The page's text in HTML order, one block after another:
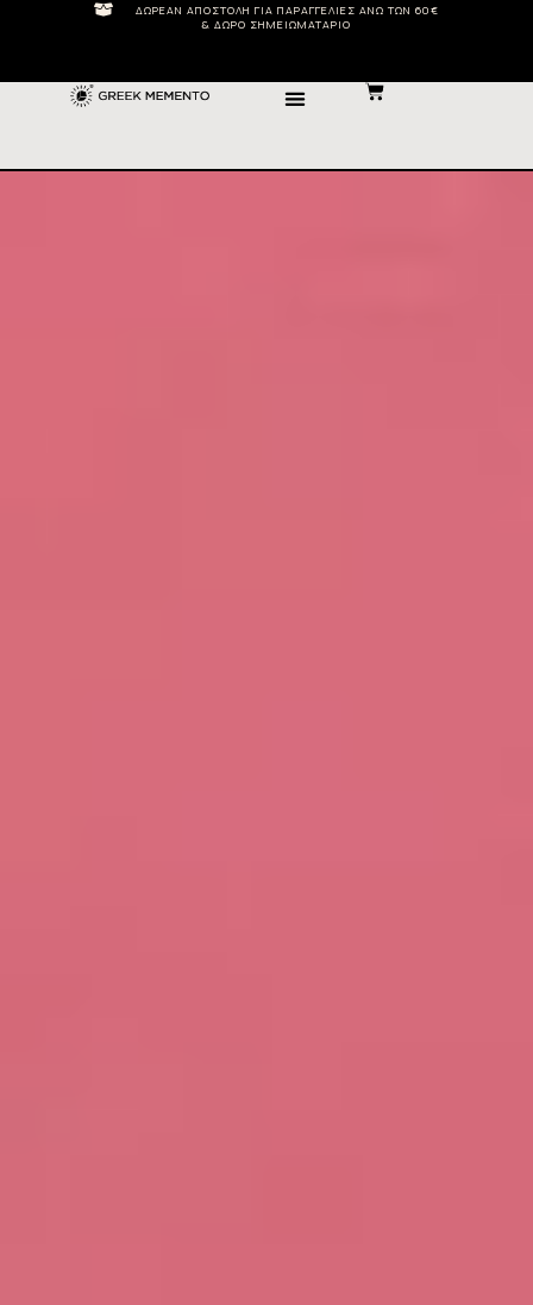
ΔΩΡΕΆΝ ΑΠΟΣΤΟΛΉ ΓΙΑ ΠΑΡΑΓΓΕΛΊΕΣ ΆΝΩ ΤΩΝ 60€
& ΔΏΡΟ ΣΗΜΕΙΩΜΑΤΆΡΙΟ